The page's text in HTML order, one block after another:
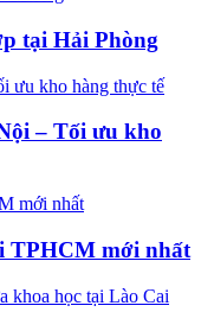
tại Hải Phòng
– Tối ưu kho
TPHCM mới nhất